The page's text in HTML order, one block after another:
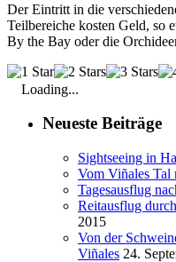
Der Eintritt in die
Teilbereiche kosten Geld, so
By the Bay oder die
Loading...
Neueste Beiträge
Sightseeing in
Vom Viñales Tal
Tagesausflug
Reitausflug
2015
Von der
Viñales 24.